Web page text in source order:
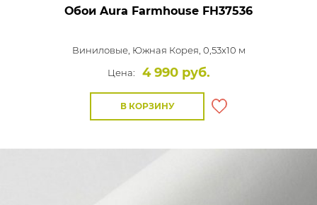
Обои Aura Farmhouse FH37536
Виниловые, Южная Корея, 0,53x10 м
Цена:
4 990 руб.
В КОРЗИНУ